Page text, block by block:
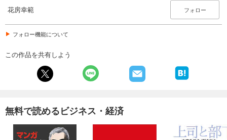
花房幸範 フォロー
フォロー機能について
この作品を共有しよう
無料で読めるビジネス・経済